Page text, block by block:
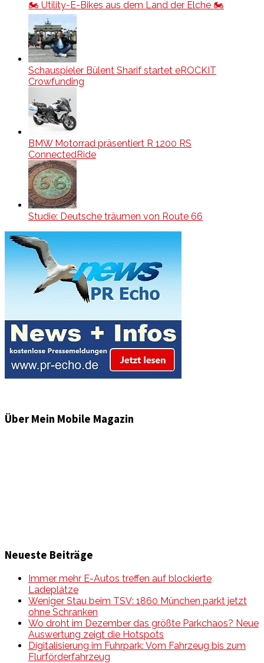
🏍️ Utility-E-Bikes aus dem Land der Elche 🏍️
Schauspieler Bülent Sharif startet eROCKIT
Crowfunding
BMW Motorrad präsentiert R 1200 RS
ConnectedRide
Studie: Deutsche träumen von Route 66
Über Mein Mobile Magazin
Neueste Beiträge
Immer mehr E-Autos treffen auf blockierte
Ladeplätze
Weniger Stau beim TSV: 1860 München parkt jetzt
ohne Schranken
Wo droht im Dezember das größte Parkchaos? Neue
Auswertung zeigt die Hotspots
Digitalisierung im Fuhrpark: Vom Fahrzeug bis zum
Flurförderfahrzeug